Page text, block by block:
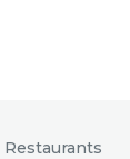
Restaurants